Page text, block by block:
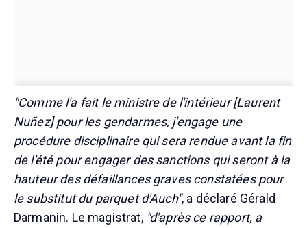
"Comme l'a fait le ministre de l'intérieur [Laurent
Nuñez] pour les gendarmes, j'engage une
procédure disciplinaire qui sera rendue avant la fin
de l'été pour engager des sanctions qui seront à la
hauteur des défaillances graves constatées pour
le substitut du parquet d'Auch", a déclaré Gérald
Darmanin. Le magistrat, "d'après ce rapport, a